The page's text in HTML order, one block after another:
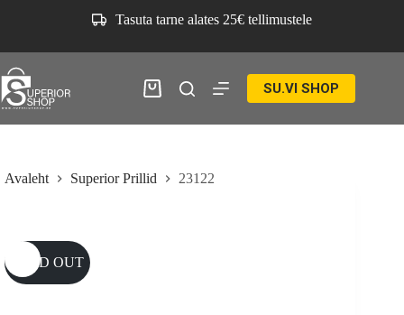
Tasuta tarne alates 25€ tellimustele
Ostukorv SU.VI SHOP
Avaleht Superior Prillid 23122
SOLD OUT